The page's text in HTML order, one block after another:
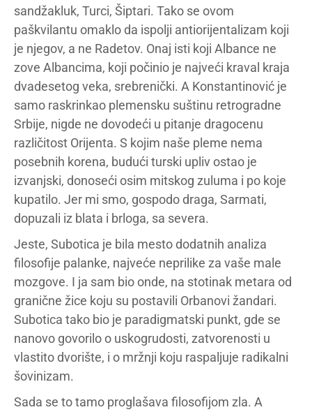
sandžakluk, Turci, Šiptari. Tako se ovom
paškvilantu omaklo da ispolji antiorijentalizam koji
je njegov, a ne Radetov. Onaj isti koji Albance ne
zove Albancima, koji počinio je najveći kraval kraja
dvadesetog veka, srebrenički. A Konstantinović je
samo raskrinkao plemensku suštinu retrogradne
Srbije, nigde ne dovodeći u pitanje dragocenu
različitost Orijenta. S kojim naše pleme nema
posebnih korena, budući turski upliv ostao je
izvanjski, donoseći osim mitskog zuluma i po koje
kupatilo. Jer mi smo, gospodo draga, Sarmati,
dopuzali iz blata i brloga, sa severa.
Jeste, Subotica je bila mesto dodatnih analiza
filosofije palanke, najveće neprilike za vaše male
mozgove. I ja sam bio onde, na stotinak metara od
granične žice koju su postavili Orbanovi žandari.
Subotica tako bio je paradigmatski punkt, gde se
nanovo govorilo o uskogrudosti, zatvorenosti u
vlastito dvorište, i o mržnji koju raspaljuje radikalni
šovinizam.
Sada se to tamo proglašava filosofijom zla. A